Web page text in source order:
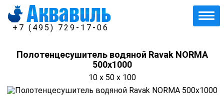
+7 (495) 729-17-06
Полотенцесушитель водяной Ravak NORMA
500x1000
10 x 50 x 100